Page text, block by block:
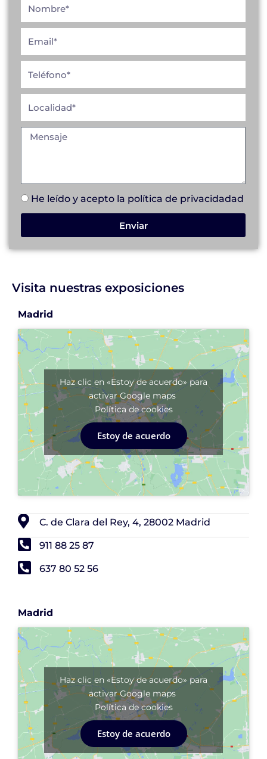
He leído y acepto la política de privacidadad
Enviar
Visita nuestras exposiciones
Madrid
Haz clic en «Estoy de acuerdo» para
activar Google maps
Política de cookies
Estoy de acuerdo
C. de Clara del Rey, 4, 28002 Madrid
911 88 25 87
637 80 52 56
Madrid
Haz clic en «Estoy de acuerdo» para
activar Google maps
Política de cookies
Estoy de acuerdo